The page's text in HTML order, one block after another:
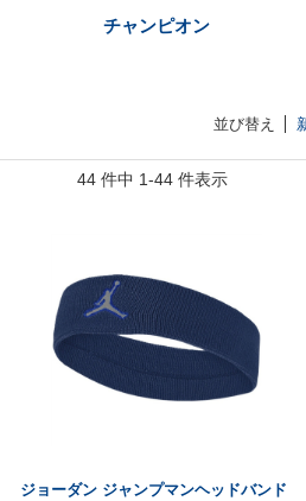
チャンピオン
並び替え
44 件中 1-44 件表示
ジョーダン ジャンプマンヘッドバンド